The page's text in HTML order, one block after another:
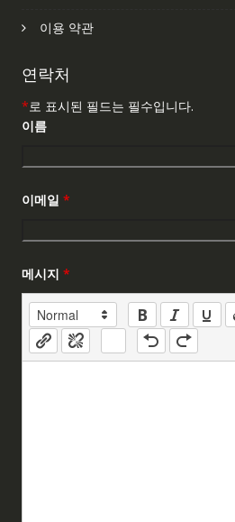
이용 약관
연락처
*로 표시된 필드는 필수입니다.
이름
이메일 *
메시지 *